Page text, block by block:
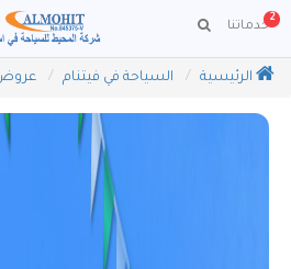
خدماتنا
2
الرئيسية السياحة في فيتنام عروض